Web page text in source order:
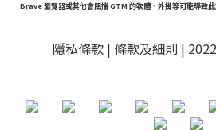
Brave 瀏覽器或其他會阻擋 GTM 的軟體、外掛等可能導致
隱私條款 | 條款及細則 |